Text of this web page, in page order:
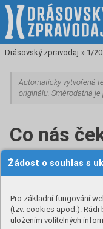
Žádost o souhlas s
Pro základní fungování
(tzv. cookies apod.). Rádi
uložením volitelných
Drásovský zpravodaj » 1/
Automaticky vytvořená
originálu. Směrodatná je
Co nás
–
zažívá velkou krizi,
i vysokou cenou
naši obec poměrně